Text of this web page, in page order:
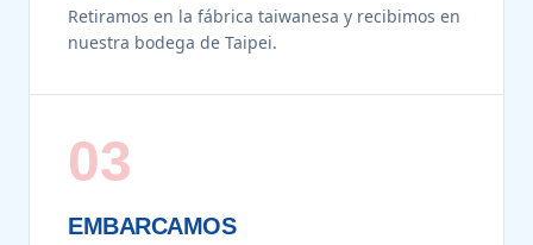
Retiramos en la fábrica taiwanesa y recibimos en
nuestra bodega de Taipei.
03
EMBARCAMOS